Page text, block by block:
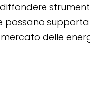
strumenti
possano
delle